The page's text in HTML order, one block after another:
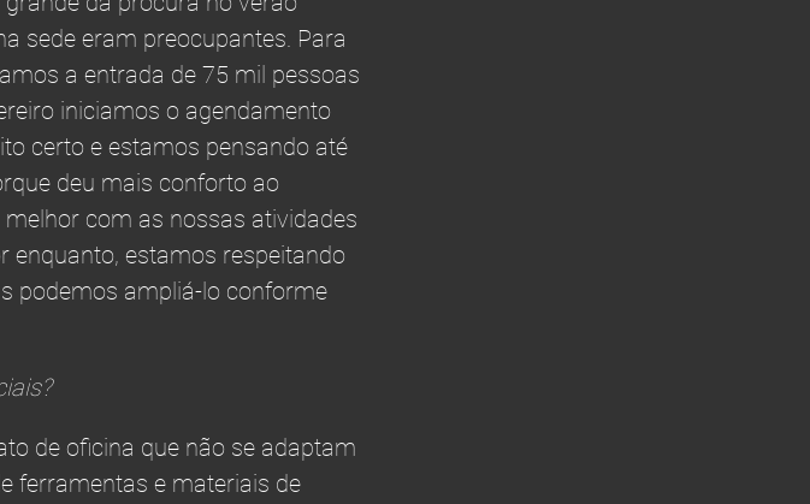
sede eram preocupantes. Para
a entrada de 75 mil pessoas
iniciamos o agendamento
certo e estamos pensando até
deu mais conforto ao
com as nossas atividades
enquanto, estamos respeitando
podemos ampliá-lo conforme
de oficina que não se adaptam
ferramentas e materiais de